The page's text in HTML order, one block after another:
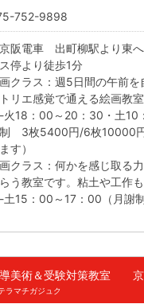
752-9898
阪電車 出町柳駅より東
停より徒歩1分
クラス：週5日間の午前
リエ感覚で通える絵画教室
火18：00～20：30・土10
3枚5400円/6枚10000
す）
クラス：何かを感じ取る
う教室です。粘土や工作も
土15：00～17：00（月
美術＆受験対策教室 京
ラマチガジュク